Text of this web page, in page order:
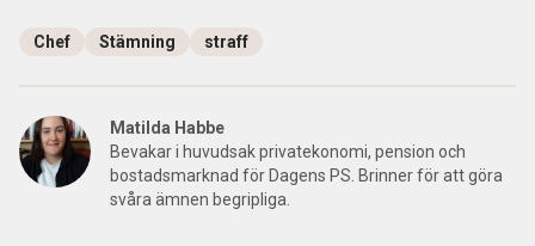
Chef Stämning straff
Matilda Habbe
Bevakar i huvudsak privatekonomi, pension och
bostadsmarknad för Dagens PS. Brinner för att göra
svåra ämnen begripliga.